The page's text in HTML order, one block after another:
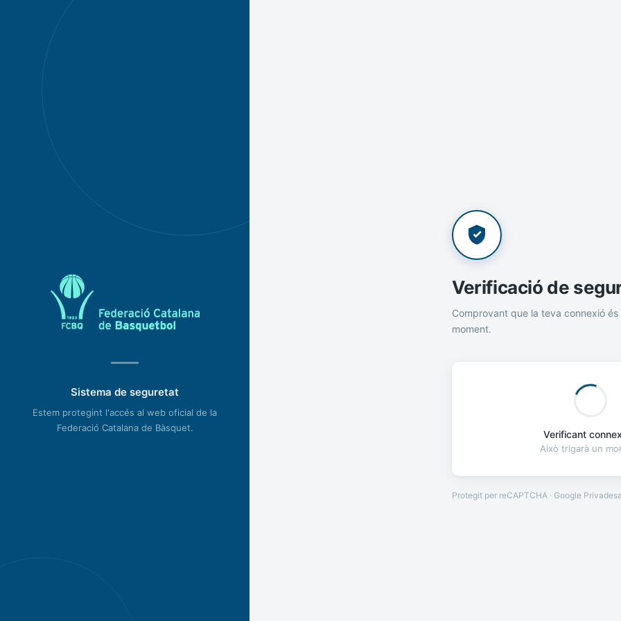
Sistema de seguretat
Estem protegint l'accés al web oficial de la
Federació Catalana de Bàsquet.
Verificació de
Comprovant que la teva connexió és
moment.
Verificant
Això trigarà un
Protegit per reCAPTCHA · Google Privadesa